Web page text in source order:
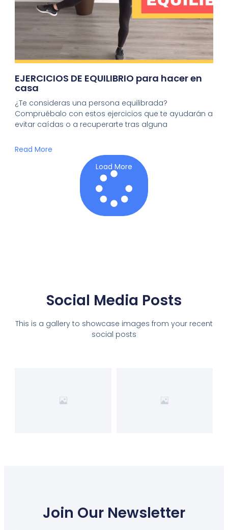
EJERCICIOS DE EQUILIBRIO para hacer en
casa
¿Te consideras una persona equilibrada?
Compruébalo con estos ejercicios que te ayudarán a
evitar caídas o a recuperarte tras alguna
Read More
Load More
Social Media Posts
This is a gallery to showcase images from your recent
social posts
Join Our Newsletter